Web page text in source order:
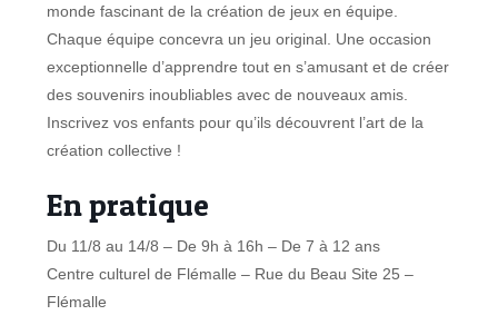
monde fascinant de la création de jeux en équipe.
Chaque équipe concevra un jeu original. Une occasion
exceptionnelle d’apprendre tout en s’amusant et de créer
des souvenirs inoubliables avec de nouveaux amis.
Inscrivez vos enfants pour qu’ils découvrent l’art de la
création collective !
En pratique
Du 11/8 au 14/8 – De 9h à 16h – De 7 à 12 ans
Centre culturel de Flémalle – Rue du Beau Site 25 –
Flémalle